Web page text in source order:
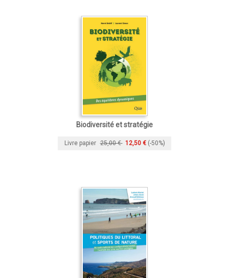
Biodiversité et stratégie
Livre papier 25,00 € 12,50 € (-50%)